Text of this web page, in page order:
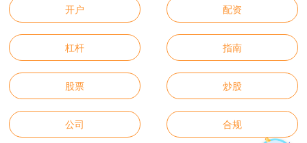
开户 配资
杠杆 指南
股票 炒股
公司 合规